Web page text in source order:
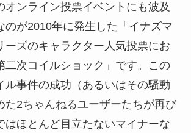
オンライン投票イベントにも波及
のが2010年に発生した「イナズマ
ーズのキャラクター人気投票にお
二次コイルショック」です。この
ル事件の成功（あるいはその騒動
た2ちゃんねるユーザーたちが再び
はほとんど目立たないマイナーな